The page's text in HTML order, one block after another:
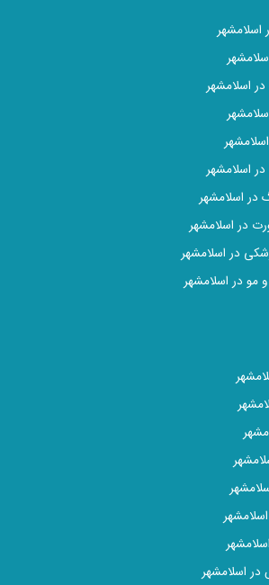
اسلامشهر
اسلامشهر
اسلامشهر
در اسلامشهر
در اسلامشهر
در اسلامشهر
در اسلامشهر
اسلامشهر